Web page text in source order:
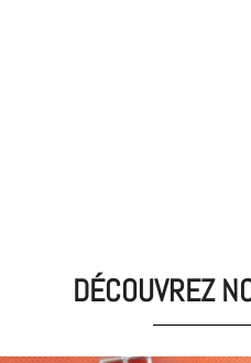
DÉCOUVREZ